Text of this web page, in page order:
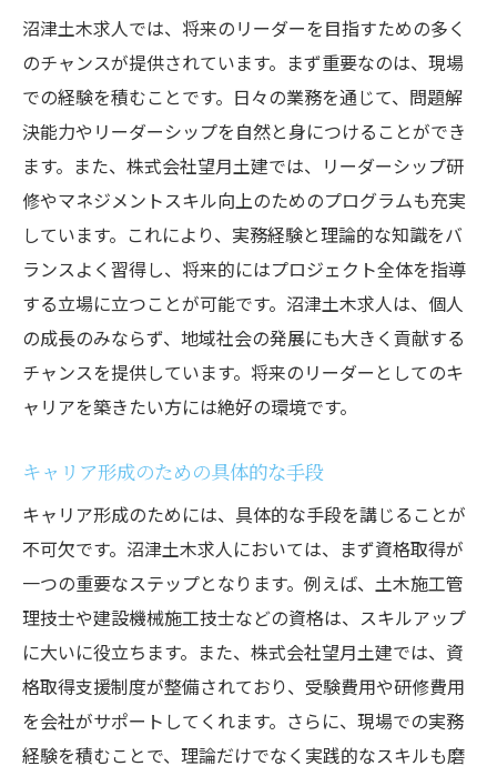
沼津土木求人では、将来のリーダーを目指すための多く
のチャンスが提供されています。まず重要なのは、現場
での経験を積むことです。日々の業務を通じて、問題解
決能力やリーダーシップを自然と身につけることができ
ます。また、株式会社望月土建では、リーダーシップ研
修やマネジメントスキル向上のためのプログラムも充実
しています。これにより、実務経験と理論的な知識をバ
ランスよく習得し、将来的にはプロジェクト全体を指導
する立場に立つことが可能です。沼津土木求人は、個人
の成長のみならず、地域社会の発展にも大きく貢献する
チャンスを提供しています。将来のリーダーとしてのキ
ャリアを築きたい方には絶好の環境です。
キャリア形成のための具体的な手段
キャリア形成のためには、具体的な手段を講じることが
不可欠です。沼津土木求人においては、まず資格取得が
一つの重要なステップとなります。例えば、土木施工管
理技士や建設機械施工技士などの資格は、スキルアップ
に大いに役立ちます。また、株式会社望月土建では、資
格取得支援制度が整備されており、受験費用や研修費用
を会社がサポートしてくれます。さらに、現場での実務
経験を積むことで、理論だけでなく実践的なスキルも磨